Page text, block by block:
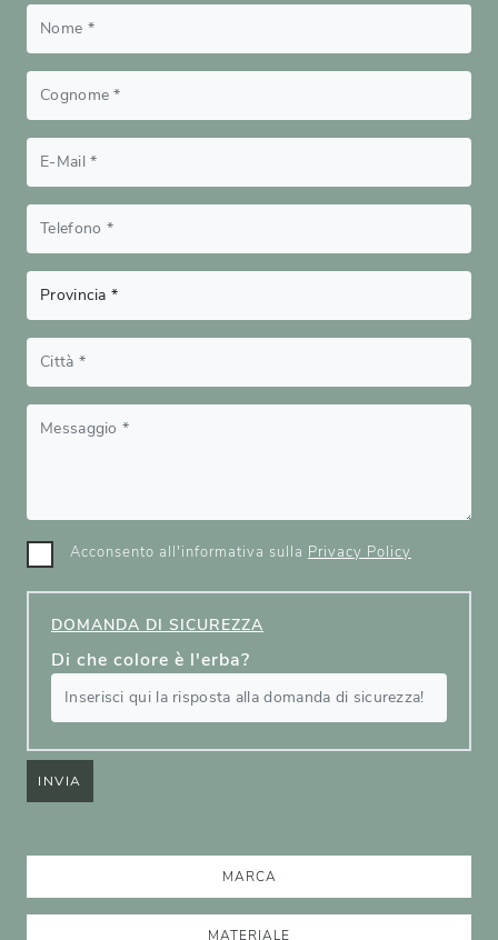
Acconsento all'informativa sulla Privacy Policy
DOMANDA DI SICUREZZA
Di che colore è l'erba?
INVIA
MARCA
MATERIALE